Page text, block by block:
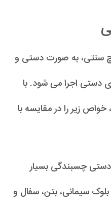
سنتی، به صورت دستی و
دستی اجرا می شود. با
زیر را در مقایسه با
چسبندگی بسیار
سیمانی، بتن، سفال و